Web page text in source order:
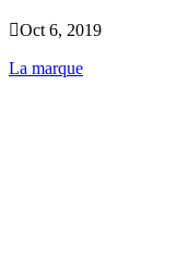
Oct 6, 2019
La marque